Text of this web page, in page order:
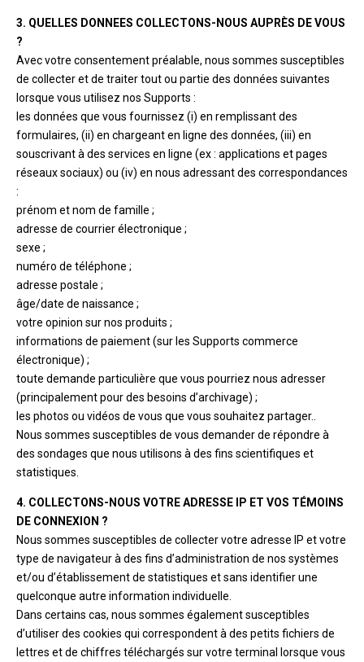
3. QUELLES DONNEES COLLECTONS-NOUS AUPRÈS DE VOUS
?
Avec votre consentement préalable, nous sommes susceptibles
de collecter et de traiter tout ou partie des données suivantes
lorsque vous utilisez nos Supports :
les données que vous fournissez (i) en remplissant des
formulaires, (ii) en chargeant en ligne des données, (iii) en
souscrivant à des services en ligne (ex : applications et pages
réseaux sociaux) ou (iv) en nous adressant des correspondances
:
prénom et nom de famille ;
adresse de courrier électronique ;
sexe ;
numéro de téléphone ;
adresse postale ;
âge/date de naissance ;
votre opinion sur nos produits ;
informations de paiement (sur les Supports commerce
électronique) ;
toute demande particulière que vous pourriez nous adresser
(principalement pour des besoins d’archivage) ;
les photos ou vidéos de vous que vous souhaitez partager..
Nous sommes susceptibles de vous demander de répondre à
des sondages que nous utilisons à des fins scientifiques et
statistiques.
4. COLLECTONS-NOUS VOTRE ADRESSE IP ET VOS TÉMOINS
DE CONNEXION ?
Nous sommes susceptibles de collecter votre adresse IP et votre
type de navigateur à des fins d’administration de nos systèmes
et/ou d’établissement de statistiques et sans identifier une
quelconque autre information individuelle.
Dans certains cas, nous sommes également susceptibles
d’utiliser des cookies qui correspondent à des petits fichiers de
lettres et de chiffres téléchargés sur votre terminal lorsque vous